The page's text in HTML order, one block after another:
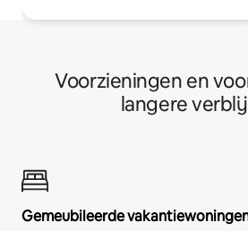
Voorzieningen en
langere
Gemeubileerde